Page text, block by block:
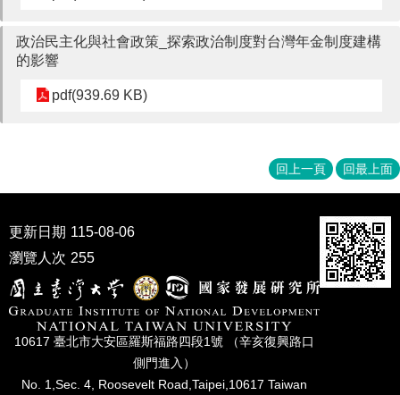
展
研
所
學
會
政治民主化與社會政策_探索政治制度對台灣年金制度建構
的影響
pdf(939.69 KB)
回上一頁 回最上面
更新日期 115-08-06
瀏覽人次 255
10617 臺北市⼤安區羅斯福路四段1號 （辛亥復興路⼝
側⾨進入）
No. 1,Sec. 4, Roosevelt Road,Taipei,10617 Taiwan